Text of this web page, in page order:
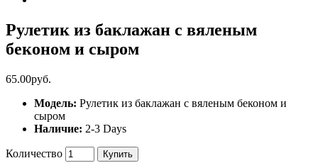
Рулетик из баклажан с вяленым
беконом и сыром
65.00руб.
Модель: Рулетик из баклажан с вяленым беконом и
сыром
Наличие: 2-3 Days
Количество Купить